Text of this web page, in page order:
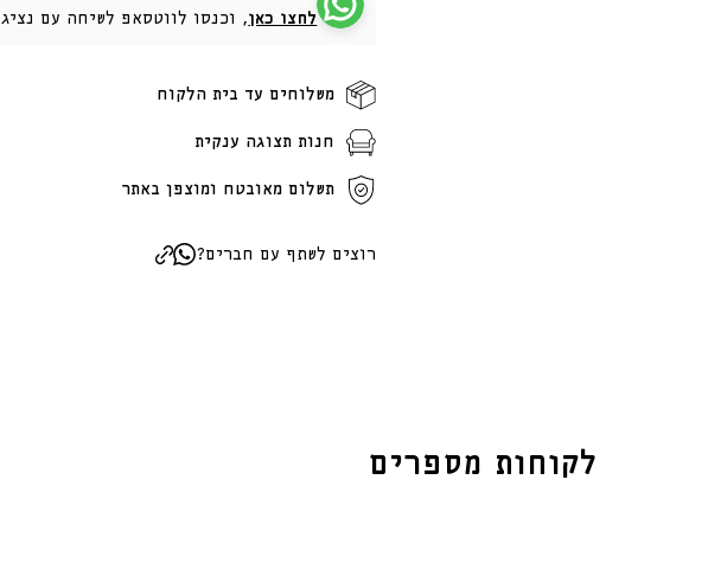
לחצו כאן, וכנסו לווטסאפ לשיחה עם נציג
משלוחים עד בית הלקוח
חנות תצוגה ענקית
תשלום מאובטח ומוצפן באתר
רוצים לשתף עם חברים?
לקוחות מספרים